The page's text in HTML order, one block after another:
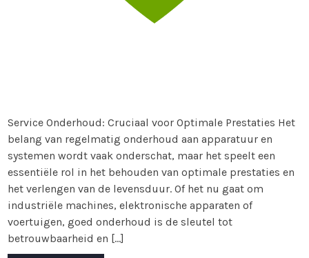
Service Onderhoud: Cruciaal voor Optimale Prestaties Het
belang van regelmatig onderhoud aan apparatuur en
systemen wordt vaak onderschat, maar het speelt een
essentiële rol in het behouden van optimale prestaties en
het verlengen van de levensduur. Of het nu gaat om
industriële machines, elektronische apparaten of
voertuigen, goed onderhoud is de sleutel tot
betrouwbaarheid en […]